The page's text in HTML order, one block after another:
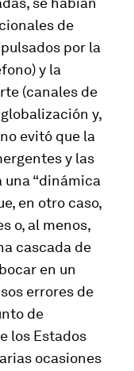
de
por la
y la
(canales de
y,
evitó que la
y las
“dinámica
en otro caso,
o, al menos,
cascada de
en un
errores de
de
los Estados
ocasiones